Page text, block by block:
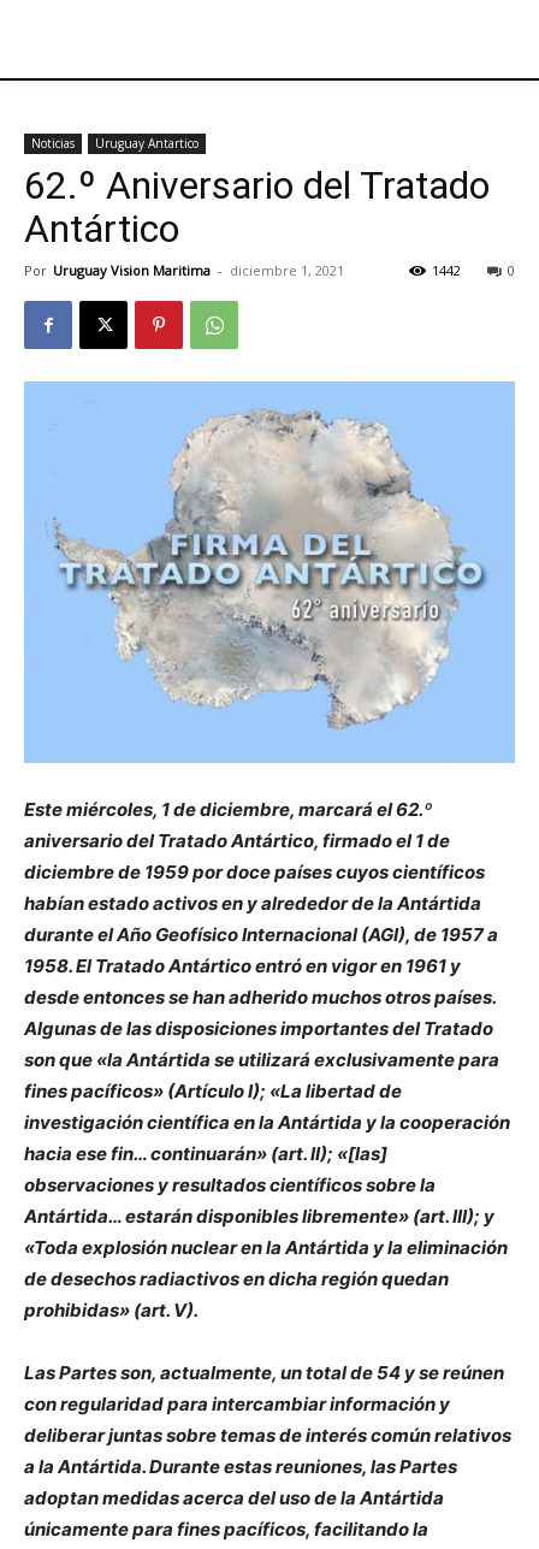
Noticias Uruguay Antartico
62.º Aniversario del Tratado
Antártico
Por Uruguay Vision Maritima - diciembre 1, 2021 0
1442
Este miércoles, 1 de diciembre, marcará el 62.º
aniversario del Tratado Antártico, firmado el 1 de
diciembre de 1959 por doce países cuyos científicos
habían estado activos en y alrededor de la Antártida
durante el Año Geofísico Internacional (AGI), de 1957 a
1958. El Tratado Antártico entró en vigor en 1961 y
desde entonces se han adherido muchos otros países.
Algunas de las disposiciones importantes del Tratado
son que «la Antártida se utilizará exclusivamente para
fines pacíficos» (Artículo I); «La libertad de
investigación científica en la Antártida y la cooperación
hacia ese fin… continuarán» (art. II); «[las]
observaciones y resultados científicos sobre la
Antártida… estarán disponibles libremente» (art. III); y
«Toda explosión nuclear en la Antártida y la eliminación
de desechos radiactivos en dicha región quedan
prohibidas» (art. V).
Las Partes son, actualmente, un total de 54 y se reúnen
con regularidad para intercambiar información y
deliberar juntas sobre temas de interés común relativos
a la Antártida. Durante estas reuniones, las Partes
adoptan medidas acerca del uso de la Antártida
únicamente para fines pacíficos, facilitando la